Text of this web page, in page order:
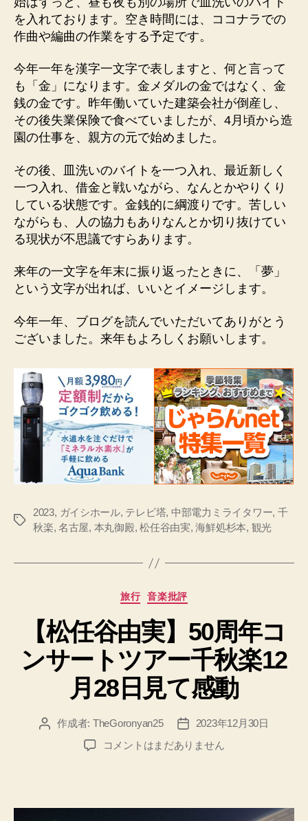
を入れております。空き時間には、ココナラでの
作曲や編曲の作業をする予定です。
今年一年を漢字一文字で表しますと、何と言って
も「金」になります。金メダルの金ではなく、金
銭の金です。昨年働いていた建築会社が倒産し、
その後失業保険で食べていましたが、4月頃から造
園の仕事を、親方の元で始めました。
その後、皿洗いのバイトを一つ入れ、最近新しく
一つ入れ、借金と戦いながら、なんとかやりくり
している状態です。金銭的に綱渡りです。苦しい
ながらも、人の協力もありなんとか切り抜けてい
る現状が不思議ですらあります。
来年の一文字を年末に振り返ったときに、「夢」
という文字が出れば、いいとイメージします。
今年一年、ブログを読んでいただいてありがとう
ございました。来年もよろしくお願いします。
タ
2023, ガイシホール, テレビ塔, 中部電力ミライタワー, 千
秋楽, 名古屋, 本丸御殿,松任谷由実,海鮮処杉本, 観光
カ
ゴ
リ
ー
旅行 音楽批評
【松任谷由実】50周年コ
ンサートツアー千秋楽12
月28日見て感動
投 作成者: TheGoronyan25
投
稿
日
2023年12月30日
【松
コメントはまだありません